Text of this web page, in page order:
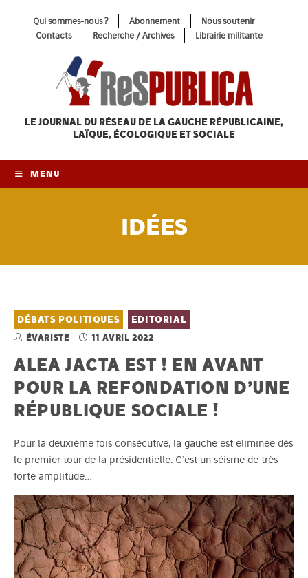
Qui sommes-nous ? Abonnement
Nous soutenir
Contacts
Recherche / Archives Librairie militante
LE JOURNAL DU RÉSEAU DE LA GAUCHE RÉPUBLICAINE,
LAÏQUE, ÉCOLOGIQUE ET SOCIALE
MENU
IDÉES
DÉBATS POLITIQUES EDITORIAL
ÉVARISTE 11 AVRIL 2022
ALEA JACTA EST ! EN AVANT
POUR LA REFONDATION D’UNE
RÉPUBLIQUE SOCIALE !
Pour la deuxième fois consécutive, la gauche est éliminée dès
le premier tour de la présidentielle. C’est un séisme de très
forte amplitude…